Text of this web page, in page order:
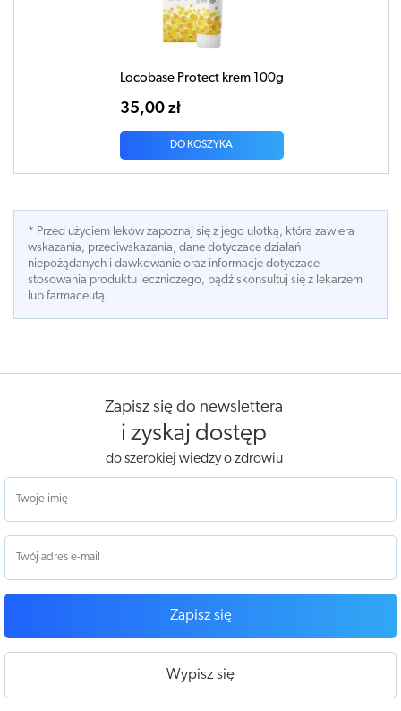
Locobase Protect krem 100g
35,00 zł
DO KOSZYKA
* Przed użyciem leków zapoznaj się z jego ulotką, która zawiera
wskazania, przeciwskazania, dane dotyczace działań
niepożądanych i dawkowanie oraz informacje dotyczace
stosowania produktu leczniczego, bądź skonsultuj się z lekarzem
lub farmaceutą.
Zapisz się do newslettera
i zyskaj dostęp
do szerokiej wiedzy o zdrowiu
Zapisz się
Wypisz się